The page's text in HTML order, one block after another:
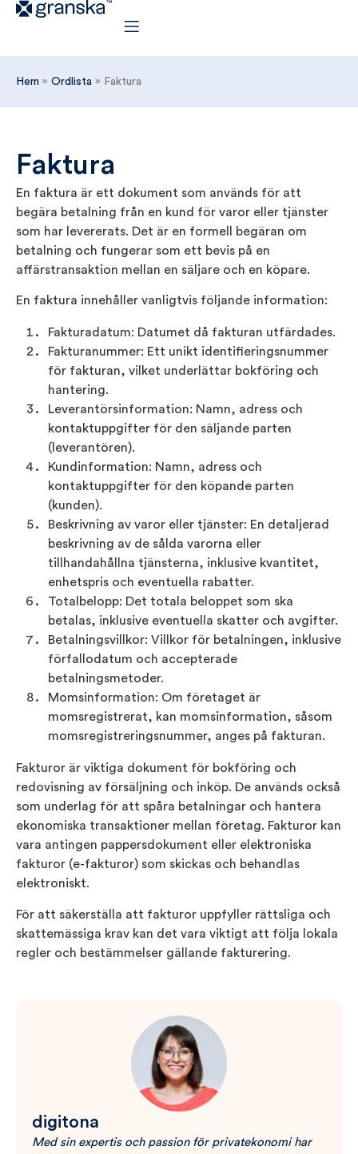
Hem » Ordlista » Faktura
Faktura
En faktura är ett dokument som används för att
begära betalning från en kund för varor eller tjänster
som har levererats. Det är en formell begäran om
betalning och fungerar som ett bevis på en
affärstransaktion mellan en säljare och en köpare.
En faktura innehåller vanligtvis följande information:
Fakturadatum: Datumet då fakturan utfärdades.
Fakturanummer: Ett unikt identifieringsnummer
för fakturan, vilket underlättar bokföring och
hantering.
Leverantörsinformation: Namn, adress och
kontaktuppgifter för den säljande parten
(leverantören).
Kundinformation: Namn, adress och
kontaktuppgifter för den köpande parten
(kunden).
Beskrivning av varor eller tjänster: En detaljerad
beskrivning av de sålda varorna eller
tillhandahållna tjänsterna, inklusive kvantitet,
enhetspris och eventuella rabatter.
Totalbelopp: Det totala beloppet som ska
betalas, inklusive eventuella skatter och avgifter.
Betalningsvillkor: Villkor för betalningen, inklusive
förfallodatum och accepterade
betalningsmetoder.
Momsinformation: Om företaget är
momsregistrerat, kan momsinformation, såsom
momsregistreringsnummer, anges på fakturan.
Fakturor är viktiga dokument för bokföring och
redovisning av försäljning och inköp. De används också
som underlag för att spåra betalningar och hantera
ekonomiska transaktioner mellan företag. Fakturor kan
vara antingen pappersdokument eller elektroniska
fakturor (e-fakturor) som skickas och behandlas
elektroniskt.
För att säkerställa att fakturor uppfyller rättsliga och
skattemässiga krav kan det vara viktigt att följa lokala
regler och bestämmelser gällande fakturering.
digitona
Med sin expertis och passion för privatekonomi har